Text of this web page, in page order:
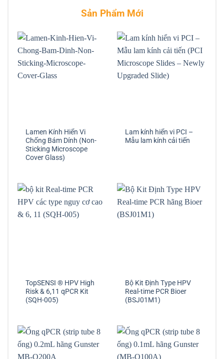
Sản Phẩm Mới
Lamen Kính Hiển Vi
Chống Bám Dính (Non-
Sticking Microscope
Cover Glass)
Lam kính hiển vi PCI –
Mẫu lam kính cải tiến
TopSENSI ® HPV High
Risk & 6,11 qPCR Kit
(SQH-005)
Bộ Kit Định Type HPV
Real-time PCR Bioer
(BSJ01M1)